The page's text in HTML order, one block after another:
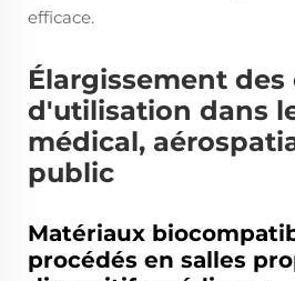
efficace.
Élargissement des
d'utilisation dans
médical,
public
Matériaux
procédés en salles